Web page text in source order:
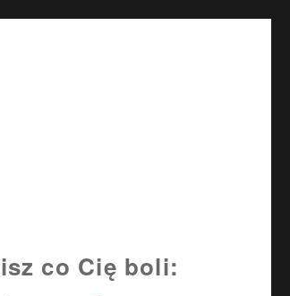
co Cię boli: